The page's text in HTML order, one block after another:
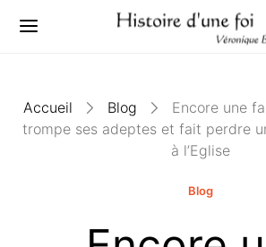
Accueil Blog
Encore une
trompe ses adeptes et fait perdre
à l’Eglise
Blog